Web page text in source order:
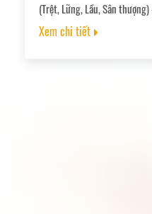
(Trệt, Lững, Lầu, Sân
hơi, thẳng đẹp một trục -
Xem chi tiết